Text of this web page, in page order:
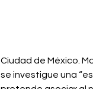
Ciudad de México.
se investigue una